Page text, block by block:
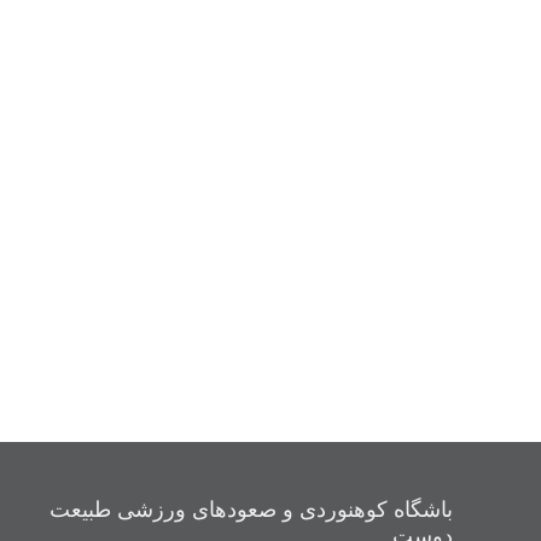
باشگاه کوهنوردی و صعودهای ورزشی طبیعت